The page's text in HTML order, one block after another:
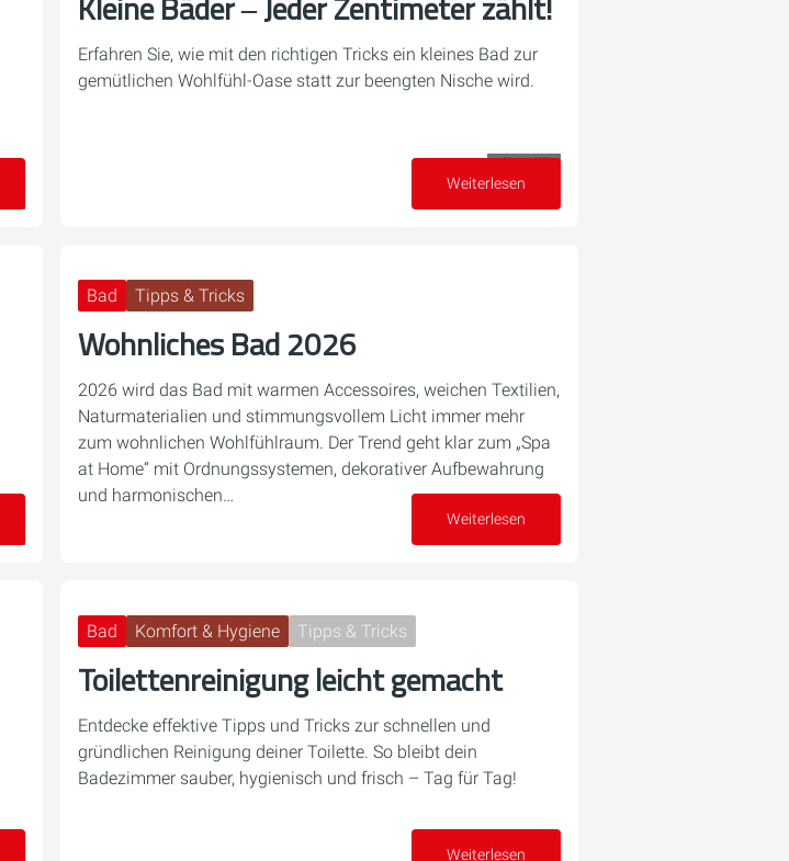
Erfahren Sie, wie mit den richtigen Tricks ein kleines Bad zur
gemütlichen Wohlfühl-Oase statt zur beengten Nische wird.
26. Mai 2026
Weiterlesen
Bad Tipps & Tricks
Wohnliches Bad 2026
2026 wird das Bad mit warmen Accessoires, weichen Textilien,
Naturmaterialien und stimmungsvollem Licht immer mehr
zum wohnlichen Wohlfühlraum. Der Trend geht klar zum „Spa
at Home“ mit Ordnungssystemen, dekorativer Aufbewahrung
und harmonischen…
Weiterlesen
Bad Komfort & Hygiene Tipps & Tricks
Toilettenreinigung leicht gemacht
Entdecke effektive Tipps und Tricks zur schnellen und
gründlichen Reinigung deiner Toilette. So bleibt dein
Badezimmer sauber, hygienisch und frisch – Tag für Tag!
Weiterlesen